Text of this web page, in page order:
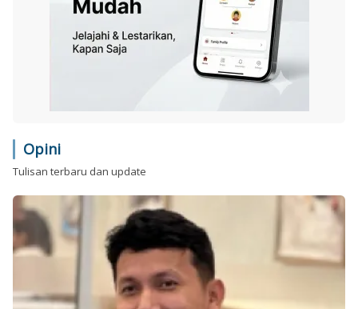
Opini
Tulisan terbaru dan update